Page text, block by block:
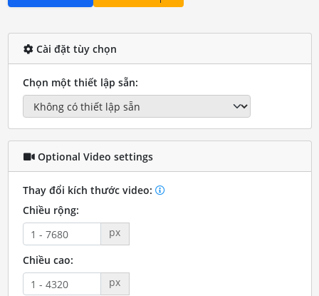
Cài đặt tùy chọn
Chọn một thiết lập sẵn:
Optional Video settings
Thay đổi kích thước video:
Chiều rộng:
px
Chiều cao:
px